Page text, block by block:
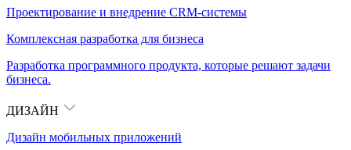
Проектирование и внедрение CRM-системы
Комплексная разработка для бизнеса
Разработка программного продукта, которые решают задачи
бизнеса.
ДИЗАЙН
Дизайн мобильных приложений